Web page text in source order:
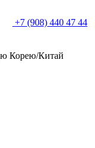
+7 (908) 440 47 44
Корею/Китай